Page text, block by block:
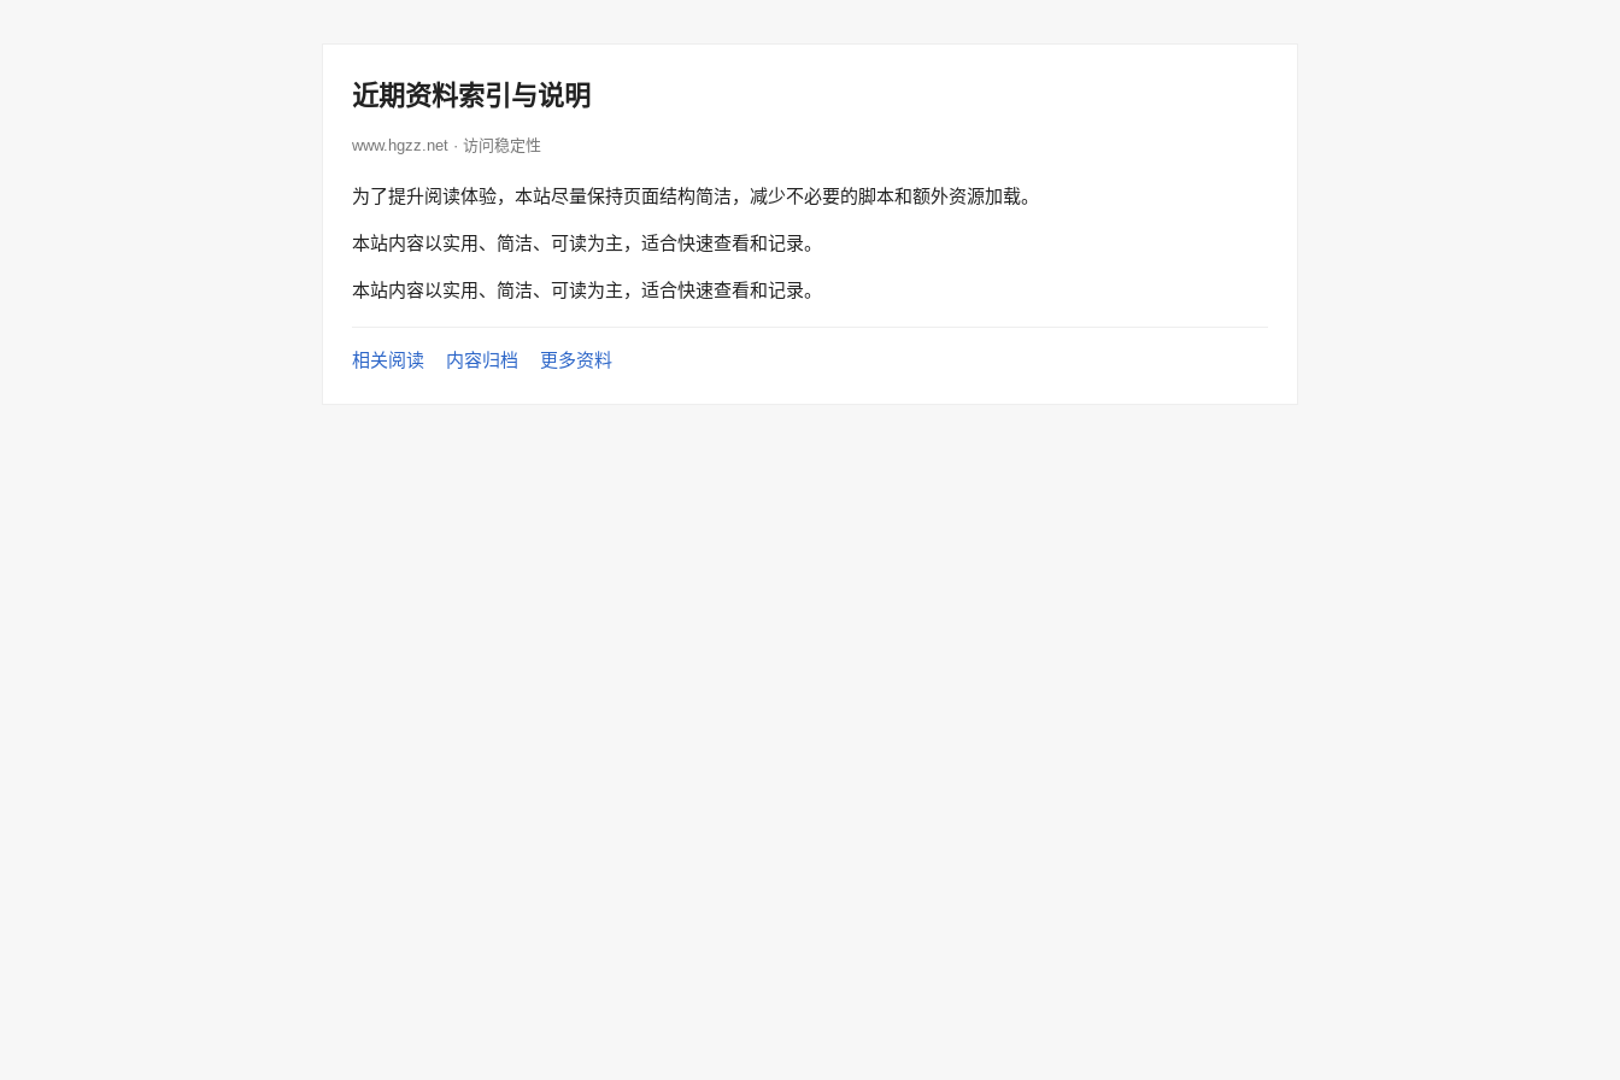
近期资料索引与说明
www.hgzz.net · 访问稳定性
为了提升阅读体验，本站尽量保持页面结构简洁，减少不必要的脚本和额外资源加载。
本站内容以实用、简洁、可读为主，适合快速查看和记录。
本站内容以实用、简洁、可读为主，适合快速查看和记录。
相关阅读 内容归档 更多资料